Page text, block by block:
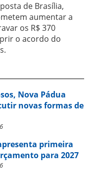
de Brasília,
aumentar a
os R$ 370
o acordo do
Nova Pádua
novas formas de
primeira
para 2027